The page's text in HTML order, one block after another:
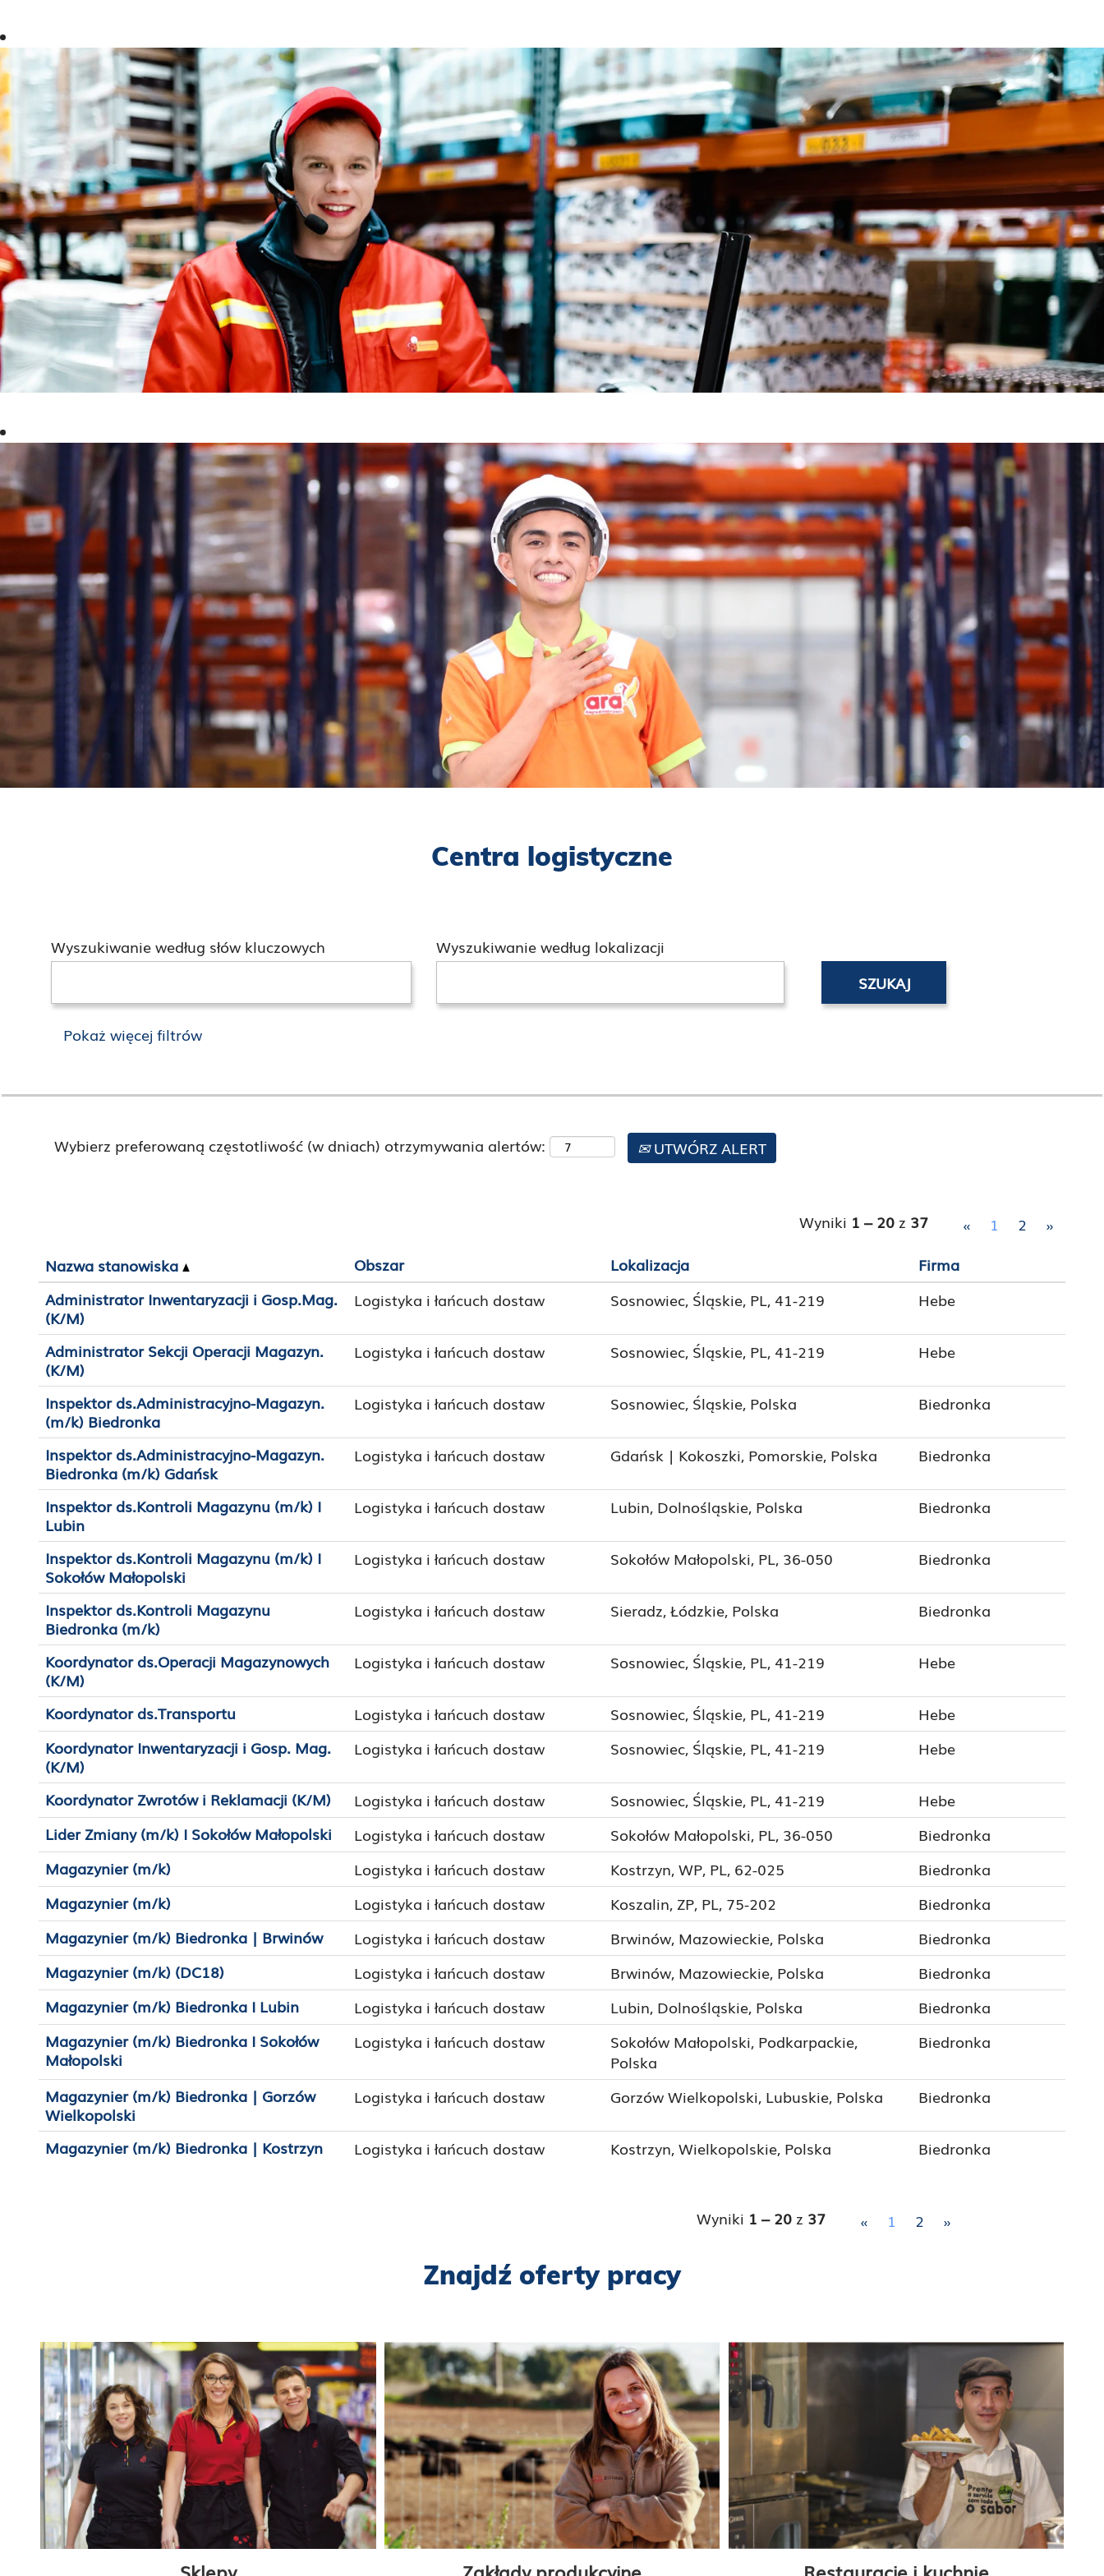
Centra logistyczne
Wyszukiwanie według słów kluczowych Wyszukiwanie według lokalizacji
Pokaż więcej filtrów
Wybierz preferowaną częstotliwość (w dniach) otrzymywania alertów: UTWÓRZ ALERT
Wyniki 1 – 20 z 37 « 1 2
»
Nazwa stanowiska
Obszar Lokalizacja
Firma
Administrator Inwentaryzacji i Gosp.Mag.
(K/M)
Logistyka i łańcuch dostaw Sosnowiec, Śląskie, PL, 41-219 Hebe
Administrator Sekcji Operacji Magazyn.
(K/M)
Logistyka i łańcuch dostaw Sosnowiec, Śląskie, PL, 41-219 Hebe
Inspektor ds.Administracyjno-Magazyn.
(m/k) Biedronka
Logistyka i łańcuch dostaw Sosnowiec, Śląskie, Polska Biedronka
Inspektor ds.Administracyjno-Magazyn.
Biedronka (m/k) Gdańsk
Logistyka i łańcuch dostaw Gdańsk | Kokoszki, Pomorskie, Polska Biedronka
Inspektor ds.Kontroli Magazynu (m/k) I
Lubin
Logistyka i łańcuch dostaw Lubin, Dolnośląskie, Polska Biedronka
Inspektor ds.Kontroli Magazynu (m/k) I
Sokołów Małopolski
Logistyka i łańcuch dostaw Sokołów Małopolski, PL, 36-050 Biedronka
Inspektor ds.Kontroli Magazynu
Biedronka (m/k)
Logistyka i łańcuch dostaw Sieradz, Łódzkie, Polska Biedronka
Koordynator ds.Operacji Magazynowych
(K/M)
Logistyka i łańcuch dostaw Sosnowiec, Śląskie, PL, 41-219 Hebe
Koordynator ds.Transportu Logistyka i łańcuch dostaw Sosnowiec, Śląskie, PL, 41-219
Hebe
Koordynator Inwentaryzacji i Gosp. Mag.
(K/M)
Logistyka i łańcuch dostaw Sosnowiec, Śląskie, PL, 41-219 Hebe
Koordynator Zwrotów i Reklamacji (K/M) Logistyka i łańcuch dostaw Sosnowiec, Śląskie, PL, 41-219
Hebe
Lider Zmiany (m/k) I Sokołów Małopolski
Logistyka i łańcuch dostaw Sokołów Małopolski, PL, 36-050
Biedronka
Magazynier (m/k)
Logistyka i łańcuch dostaw Kostrzyn, WP, PL, 62-025
Biedronka
Magazynier (m/k)
Logistyka i łańcuch dostaw Koszalin, ZP, PL, 75-202
Biedronka
Magazynier (m/k) Biedronka | Brwinów
Logistyka i łańcuch dostaw Brwinów, Mazowieckie, Polska
Biedronka
Magazynier (m/k) (DC18)
Logistyka i łańcuch dostaw Brwinów, Mazowieckie, Polska
Biedronka
Magazynier (m/k) Biedronka I Lubin
Logistyka i łańcuch dostaw Lubin, Dolnośląskie, Polska
Biedronka
Magazynier (m/k) Biedronka I Sokołów
Małopolski
Logistyka i łańcuch dostaw
Sokołów Małopolski, Podkarpackie,
Polska
Biedronka
Magazynier (m/k) Biedronka | Gorzów
Wielkopolski
Logistyka i łańcuch dostaw Gorzów Wielkopolski, Lubuskie, Polska Biedronka
Magazynier (m/k) Biedronka | Kostrzyn Logistyka i łańcuch dostaw Kostrzyn, Wielkopolskie, Polska Biedronka
Wyniki 1 – 20 z 37 « 1 2 »
Znajdź oferty pracy